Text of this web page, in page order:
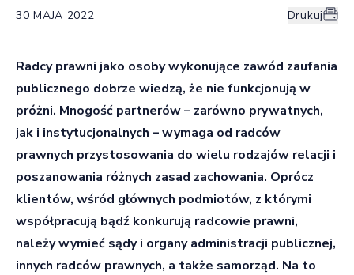
30 MAJA 2022 Drukuj
Radcy prawni jako osoby wykonujące zawód zaufania
publicznego dobrze wiedzą, że nie funkcjonują w
próżni. Mnogość partnerów – zarówno prywatnych,
jak i instytucjonalnych – wymaga od radców
prawnych przystosowania do wielu rodzajów relacji i
poszanowania różnych zasad zachowania. Oprócz
klientów, wśród głównych podmiotów, z którymi
współpracują bądź konkurują radcowie prawni,
należy wymieć sądy i organy administracji publicznej,
innych radców prawnych, a także samorząd. Na to